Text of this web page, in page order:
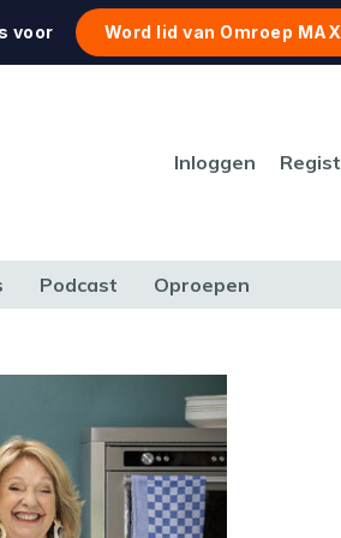
voor Word lid van Omroep MAX
Inloggen
Podcast Oproepen